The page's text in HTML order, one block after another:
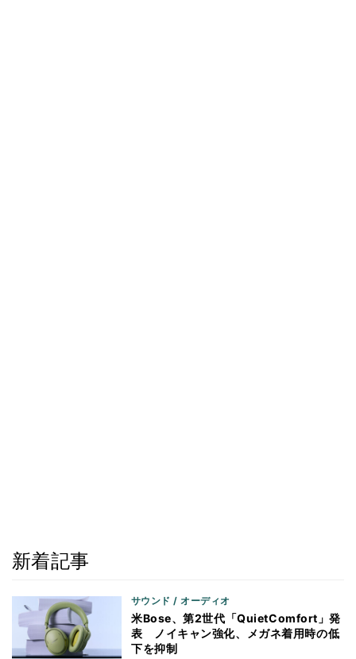
新着記事
サウンド / オーディオ
米Bose、第2世代「QuietComfort」発
表 ノイキャン強化、メガネ着用時の低
下を抑制